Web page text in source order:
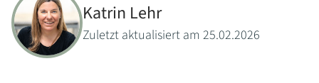
Katrin Lehr
Zuletzt aktualisiert am 25.02.2026